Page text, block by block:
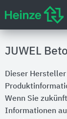
JUWEL
Dieser
Wenn Sie
Informationen